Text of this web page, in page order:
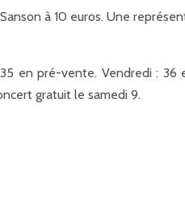
à 10 euros. Une
en pré-vente. Vendredi :
gratuit le samedi 9.